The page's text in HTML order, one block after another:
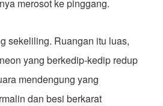
merosot ke pinggang.
sekeliling. Ruangan itu luas,
yang berkedip-kedip redup
mendengung yang
dan besi berkarat